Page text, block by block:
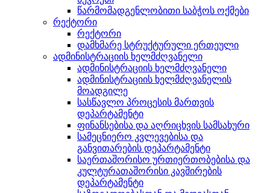
წარმომადგენლობითი საბჭოს ოქმები
რექტორი
რექტორი
დამხმარე სტრუქტურული ერთეული
ადმინისტრაციის ხელმძღვანელი
ადმინისტრაციის ხელმძღვანელი
ადმინისტრაციის ხელმძღვანელის
მოადგილე
სასწავლო პროცესის მართვის
დეპარტამენტი
ფინანსებისა და აღრიცხვის სამსახური
სამეცნიერო კვლევებისა და
განვითარების დეპარტამენტი
საერთაშორისო ურთიერთობებისა და
კულტურათაშორისი კავშირების
დეპარტამენტი